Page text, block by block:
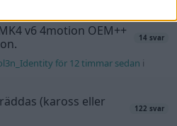
v6 4motion OEM++
14 svar
för 12 timmar sedan i
(kaross eller
122 svar